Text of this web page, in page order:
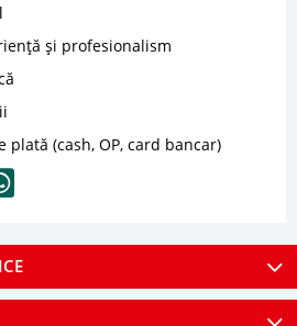
și profesionalism
(cash, OP, card bancar)